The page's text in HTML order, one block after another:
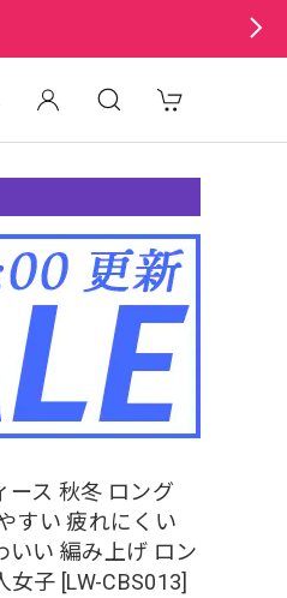
ース 秋冬 ロング
すい 疲れにくい
いい 編み上げ ロン
子 [LW-CBS013]